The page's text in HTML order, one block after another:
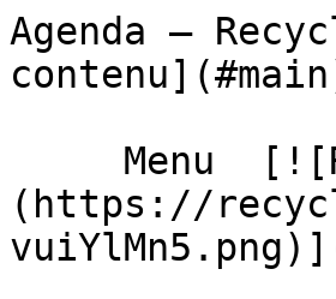
Agenda –
(https://